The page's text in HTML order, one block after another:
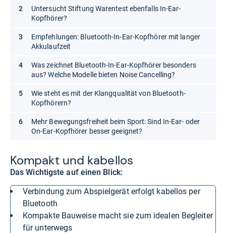
Kom­pakt und kabel­los
Das Wichtigste auf einen Blick:
Verbindung zum Abspielgerät erfolgt kabellos per
Bluetooth
Kompakte Bauweise macht sie zum idealen Begleiter
für unterwegs
Untersucht Stiftung Warentest ebenfalls In-Ear-
Kopfhörer?
Empfehlungen: Bluetooth-In-Ear-Kopfhörer mit langer
Akkulaufzeit
Was zeichnet Bluetooth-In-Ear-Kopfhörer besonders
aus? Welche Modelle bieten Noise Cancelling?
Wie steht es mit der Klangqualität von Bluetooth-
Kopfhörern?
Mehr Bewegungsfreiheit beim Sport: Sind In-Ear- oder
On-Ear-Kopfhörer besser geeignet?